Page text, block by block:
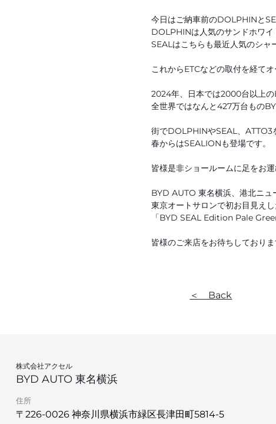
今日はご納車前のDOLPHINと
DOLPHINは人気のサンドホワイ
SEALはこちらも最近人気のシャ
これからETCなどの取付を経て
2024年、日本では2000台以上の
全世界ではなんと427万台もの
街でDOLPHINやSEAL、ATTO3
春からはSEALIONも登場です。
皆様是非ショールームに足をお運
BYD AUTO 東名横浜、港北ニュ
東京オートサロンで初お目見え
「BYD SEAL Edition Pale
皆様のご来店をお待ちしておりま
＜ Back
株式会社アクセル
BYD AUTO 東名横浜
住所
〒226-0026 神奈川県横浜市緑区長津田町5814-5